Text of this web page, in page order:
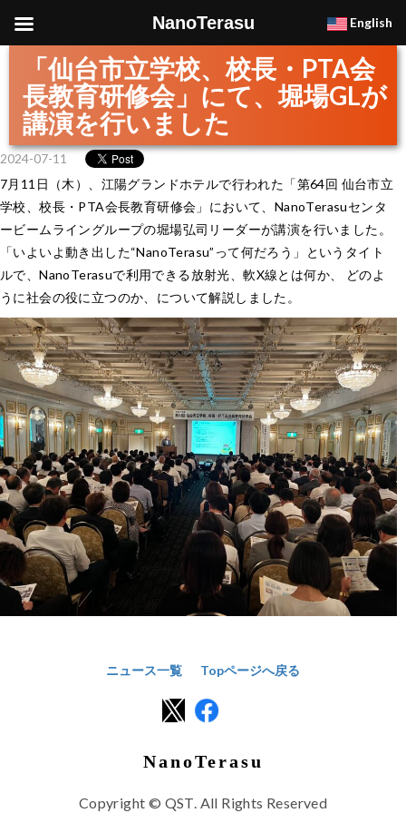
「仙台市立学校、校長・PTA会
長教育研修会」にて、堀場GLが
講演を行いました
2024-07-11
7月11日（木）、江陽グランドホテルで行われた「第64回 仙台市立
学校、校長・PTA会長教育研修会」において、NanoTerasuセンタ
ービームライングループの堀場弘司リーダーが講演を行いました。
「いよいよ動き出した“NanoTerasu”って何だろう」というタイト
ルで、NanoTerasuで利用できる放射光、軟X線とは何か、 どのよ
うに社会の役に立つのか、について解説しました。
ニュース一覧 Topページへ戻る
NanoTerasu
Copyright © QST. All Rights Reserved
NanoTerasu English